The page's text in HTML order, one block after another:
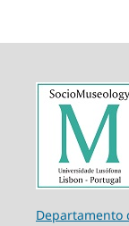
Departamento